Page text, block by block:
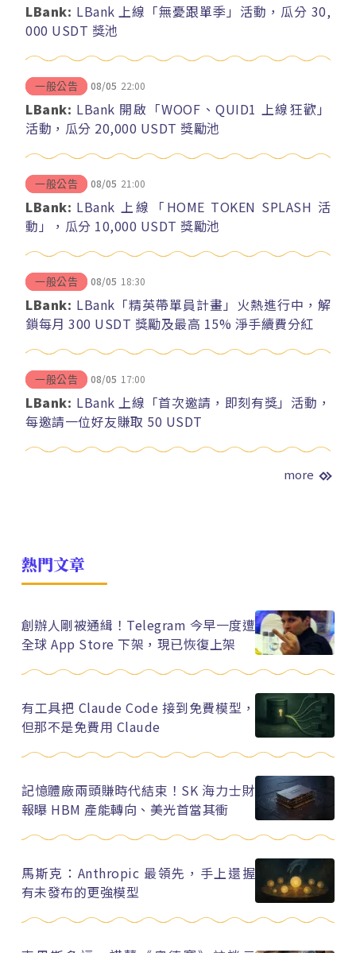
LBank: LBank 上線「無憂跟單季」活動，瓜分 30,
000 USDT 獎池
一般公告 08/05 22:00
LBank: LBank 開啟「WOOF、QUID1 上線狂歡」
活動，瓜分 20,000 USDT 獎勵池
一般公告 08/05 21:00
LBank: LBank 上線「HOME TOKEN SPLASH 活
動」，瓜分 10,000 USDT 獎勵池
一般公告 08/05 18:30
LBank: LBank「精英帶單員計畫」火熱進行中，解
鎖每月 300 USDT 獎勵及最高 15% 淨手續費分紅
一般公告 08/05 17:00
LBank: LBank 上線「首次邀請，即刻有獎」活動，
每邀請一位好友賺取 50 USDT
more
熱門文章
創辦人剛被通緝！Telegram 今早一度遭
全球 App Store 下架，現已恢復上架
有工具把 Claude Code 接到免費模型，
但那不是免費用 Claude
記憶體廠兩頭賺時代結束！SK 海力士財
報曝 HBM 產能轉向、美光首當其衝
馬斯克：Anthropic 最領先，手上還握
有未發布的更強模型